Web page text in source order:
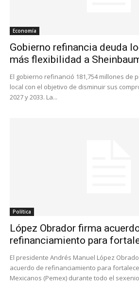
Economía
Gobierno refinancia deuda
más flexibilidad a
El gobierno refinanció 181,754 millones de
local con el objetivo de disminuir sus
2027 y 2033. La...
Política
López Obrador firma
refinanciamiento para
El presidente Andrés Manuel López
acuerdo de refinanciamiento para
Mexicanos (Pemex) durante todo el